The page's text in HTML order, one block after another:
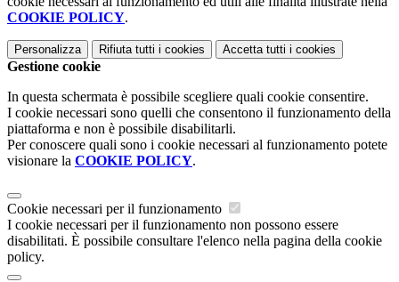
COOKIE POLICY.
Personalizza Rifiuta tutti i cookies Accetta tutti i cookies
Gestione cookie
In questa schermata è possibile scegliere quali cookie consentire.
I cookie necessari sono quelli che consentono il funzionamento della
piattaforma e non è possibile disabilitarli.
Per conoscere quali sono i cookie necessari al funzionamento potete
visionare la COOKIE POLICY.
Cookie necessari per il funzionamento
I cookie necessari per il funzionamento non possono essere
disabilitati. È possibile consultare l'elenco nella pagina della cookie
policy.